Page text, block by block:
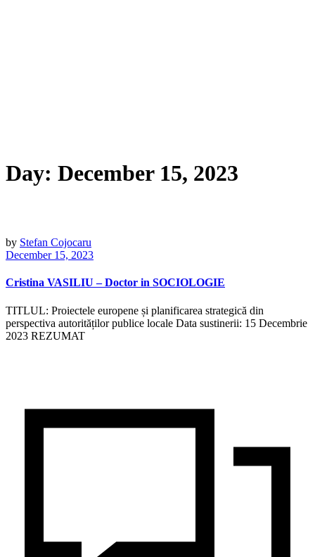
Day: December 15, 2023
by Stefan Cojocaru
December 15, 2023
Cristina VASILIU – Doctor in SOCIOLOGIE
TITLUL: Proiectele europene și planificarea strategică din
perspectiva autorităților publice locale Data sustinerii: 15 Decembrie
2023 REZUMAT